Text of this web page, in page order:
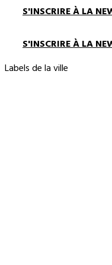
S'INSCRIRE À LA
S'INSCRIRE À LA
Labels de la ville